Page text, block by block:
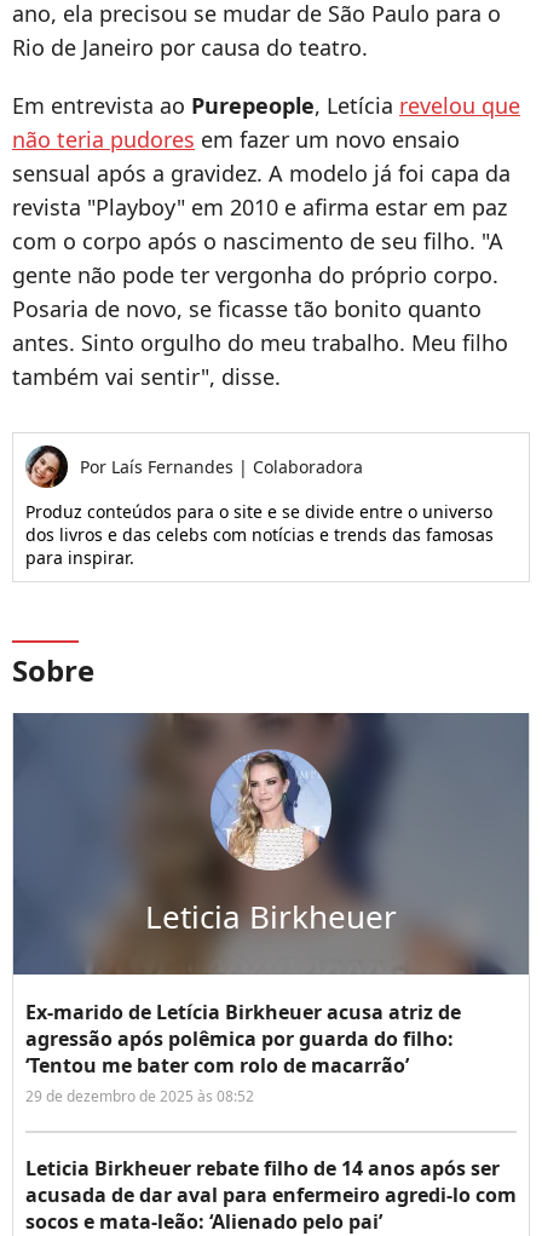
ano, ela precisou se mudar de São Paulo para o
Rio de Janeiro por causa do teatro.
Em entrevista ao Purepeople, Letícia revelou que
não teria pudores em fazer um novo ensaio
sensual após a gravidez. A modelo já foi capa da
revista "Playboy" em 2010 e afirma estar em paz
com o corpo após o nascimento de seu filho. "A
gente não pode ter vergonha do próprio corpo.
Posaria de novo, se ficasse tão bonito quanto
antes. Sinto orgulho do meu trabalho. Meu filho
também vai sentir", disse.
Por Laís Fernandes | Colaboradora
Produz conteúdos para o site e se divide entre o universo
dos livros e das celebs com notícias e trends das famosas
para inspirar.
Sobre
Leticia Birkheuer
Ex-marido de Letícia Birkheuer acusa atriz de
agressão após polêmica por guarda do filho:
‘Tentou me bater com rolo de macarrão’
29 de dezembro de 2025 às 08:52
Leticia Birkheuer rebate filho de 14 anos após ser
acusada de dar aval para enfermeiro agredi-lo com
socos e mata-leão: ‘Alienado pelo pai’